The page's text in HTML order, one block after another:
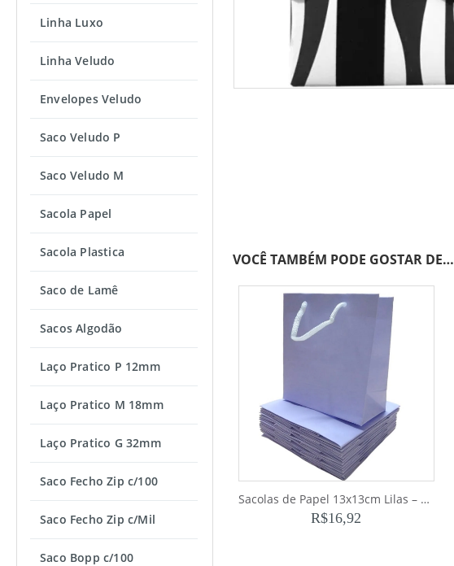
VOCÊ TAMBÉM PODE GOSTAR DE…
Sacolas de Papel 13x13cm Lilas – 10pçs
R$16,92
Linha Luxo
Linha Veludo
Envelopes Veludo
Saco Veludo P
Saco Veludo M
Sacola Papel
Sacola Plastica
Saco de Lamê
Sacos Algodão
Laço Pratico P 12mm
Laço Pratico M 18mm
Laço Pratico G 32mm
Saco Fecho Zip c/100
Saco Fecho Zip c/Mil
Saco Bopp c/100